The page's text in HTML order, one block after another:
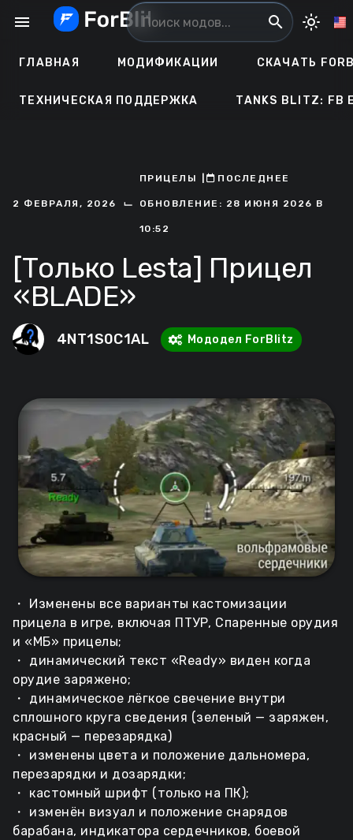
menu search light_mode
ГЛАВНАЯ МОДИФИКАЦИИ СКАЧАТЬ
ТЕХНИЧЕСКАЯ ПОДДЕРЖКА TANKS BLITZ: FB
2 ФЕВРАЛЯ, 2026 ⌙
ПРИЦЕЛЫ ㅤПОСЛЕДНЕЕ
ОБНОВЛЕНИЕ: 28 ИЮНЯ 2026 В
10:52
[Только Lesta] Прицел
«BLADE»
4NT1S0C1AL Мододел ForBlitz
・ Изменены все варианты кастомизации
прицела в игре, включая ПТУР, Спаренные орудия
и «МБ» прицелы;
・ динамический текст «Ready» виден когда
орудие заряжено;
・ динамическое лёгкое свечение внутри
сплошного круга сведения (зеленый — заряжен,
красный — перезарядка)
・ изменены цвета и положение дальномера,
перезарядки и дозарядки;
・ кастомный шрифт (только на ПК);
・ изменён визуал и положение снарядов
барабана, индикатора сердечников, боевой